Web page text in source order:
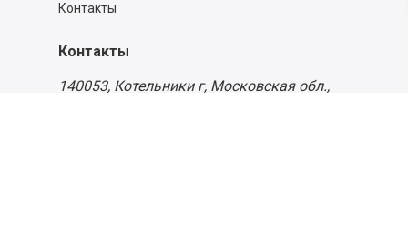
Контакты
Контакты
140053, Котельники г, Московская обл.,